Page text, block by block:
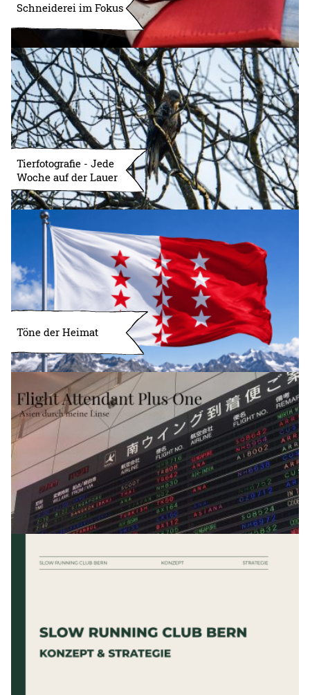
Schneiderei im Fokus
Tierfotografie - Jede
Woche auf der Lauer
Töne der Heimat